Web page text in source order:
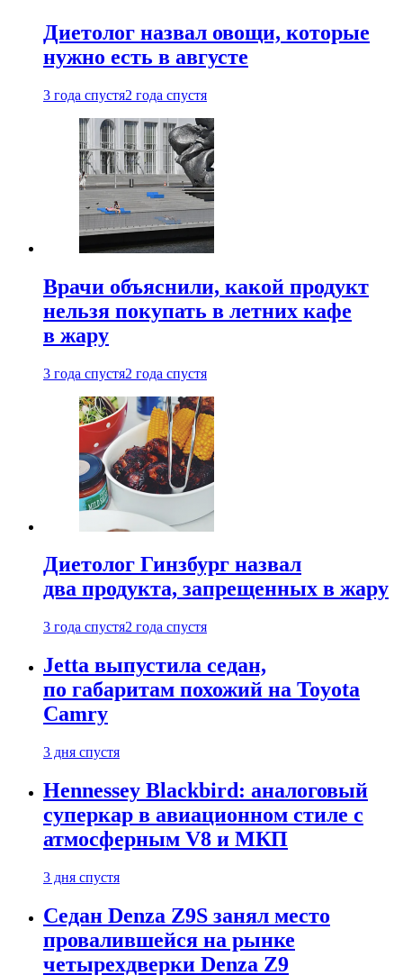
Диетолог назвал овощи, которые
нужно есть в августе
3 года спустя2 года спустя
Врачи объяснили, какой продукт
нельзя покупать в летних кафе
в жару
3 года спустя2 года спустя
Диетолог Гинзбург назвал
два продукта, запрещенных в жару
3 года спустя2 года спустя
Jetta выпустила седан,
по габаритам похожий на Toyota
Camry
3 дня спустя
Hennessey Blackbird: аналоговый
суперкар в авиационном стиле с
атмосферным V8 и МКП
3 дня спустя
Седан Denza Z9S занял место
провалившейся на рынке
четырехдверки Denza Z9